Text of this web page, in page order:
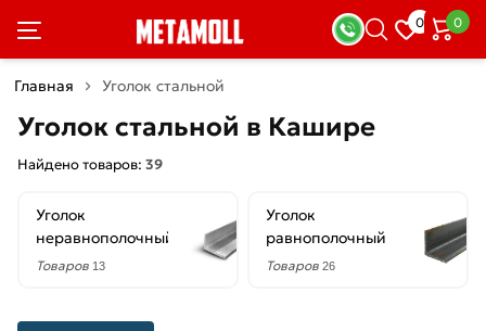
0 0
Главная Уголок стальной
Уголок стальной в Кашире
Найдено товаров: 39
Уголок
неравнополочный
Товаров 13
Уголок
равнополочный
Товаров 26
Фильтры
×
скидкой
Цена
руб.